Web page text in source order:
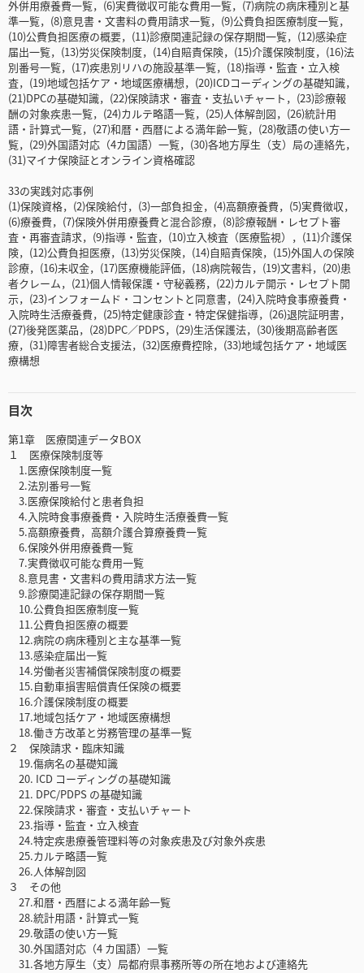
外併用療養費一覧，(6)実費徴収可能な費用一覧，(7)病院の病床種別と基
準一覧，(8)意見書・文書料の費用請求一覧，(9)公費負担医療制度一覧，
(10)公費負担医療の概要，(11)診療関連記録の保存期間一覧，(12)感染症
届出一覧，(13)労災保険制度，(14)自賠責保険，(15)介護保険制度，(16)法
別番号一覧，(17)疾患別リハの施設基準一覧，(18)指導・監査・立入検
査，(19)地域包括ケア・地域医療構想，(20)ICDコーディングの基礎知識，
(21)DPCの基礎知識，(22)保険請求・審査・支払いチャート，(23)診療報
酬の対象疾患一覧，(24)カルテ略語一覧，(25)人体解剖図，(26)統計用
語・計算式一覧，(27)和暦・西暦による満年齢一覧，(28)敬語の使い方一
覧，(29)外国語対応（4カ国語）一覧，(30)各地方厚生（支）局の連絡先，
(31)マイナ保険証とオンライン資格確認
33の実践対応事例
(1)保険資格，(2)保険給付，(3)一部負担金，(4)高額療養費，(5)実費徴収，
(6)療養費，(7)保険外併用療養費と混合診療，(8)診療報酬・レセプト審
査・再審査請求，(9)指導・監査，(10)立入検査（医療監視），(11)介護保
険，(12)公費負担医療，(13)労災保険，(14)自賠責保険，(15)外国人の保険
診療，(16)未収金，(17)医療機能評価，(18)病院報告，(19)文書料，(20)患
者クレーム，(21)個人情報保護・守秘義務，(22)カルテ開示・レセプト開
示，(23)インフォームド・コンセントと同意書，(24)入院時食事療養費・
入院時生活療養費，(25)特定健康診査・特定保健指導，(26)退院証明書，
(27)後発医薬品，(28)DPC／PDPS，(29)生活保護法，(30)後期高齢者医
療，(31)障害者総合支援法，(32)医療費控除，(33)地域包括ケア・地域医
療構想
目次
第1章 医療関連データBOX
１ 医療保険制度等
1.医療保険制度一覧
2.法別番号一覧
3.医療保険給付と患者負担
4.入院時食事療養費・入院時生活療養費一覧
5.高額療養費，高額介護合算療養費一覧
6.保険外併用療養費一覧
7.実費徴収可能な費用一覧
8.意見書・文書料の費用請求方法一覧
9.診療関連記録の保存期間一覧
10.公費負担医療制度一覧
11.公費負担医療の概要
12.病院の病床種別と主な基準一覧
13.感染症届出一覧
14.労働者災害補償保険制度の概要
15.自動車損害賠償責任保険の概要
16.介護保険制度の概要
17.地域包括ケア・地域医療構想
18.働き方改革と労務管理の基準一覧
２ 保険請求・臨床知識
19.傷病名の基礎知識
20. ICD コーディングの基礎知識
21. DPC/PDPS の基礎知識
22.保険請求・審査・支払いチャート
23.指導・監査・立入検査
24.特定疾患療養管理料等の対象疾患及び対象外疾患
25.カルテ略語一覧
26.人体解剖図
３ その他
27.和暦・西暦による満年齢一覧
28.統計用語・計算式一覧
29.敬語の使い方一覧
30.外国語対応（4 カ国語）一覧
31.各地方厚生（支）局都府県事務所等の所在地および連絡先